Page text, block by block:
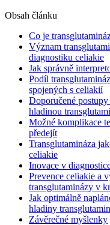
Obsah článku
Co je
Význam
diagnostiku celiakie
Jak správně
Podíl
spojených s celiakií
Doporučené
hladinou
Možné komplikace
předejít
Transglutamináza
celiakie
Inovace v
Prevence celiakie a
transglutaminázy v
Jak optimálně
hladiny
Závěrečné myšlenky